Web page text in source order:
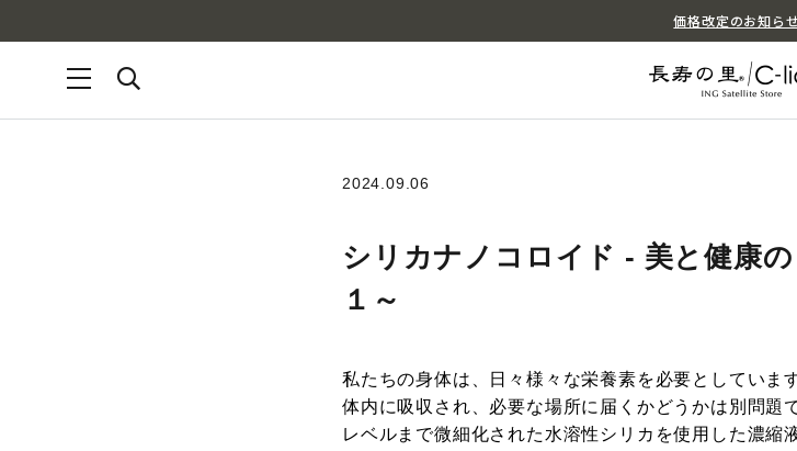
価格改定のお知ら
2024.09.06
シリカナノコロイド - 美と健康
１～
私たちの身体は、日々様々な栄養素を必要としていま
体内に吸収され、必要な場所に届くかどうかは別問題
レベルまで微細化された水溶性シリカを使用した濃縮